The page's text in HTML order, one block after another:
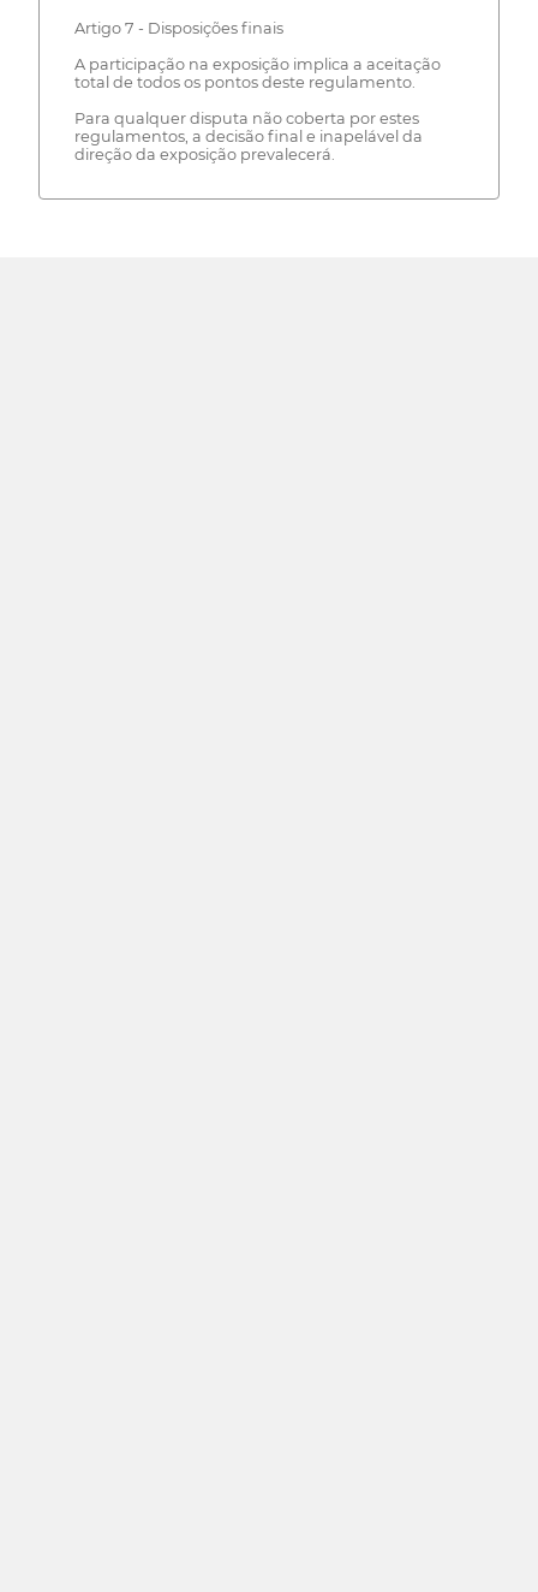
Artigo 7 - Disposições finais
A participação na exposição implica a aceitação
total de todos os pontos deste regulamento.
Para qualquer disputa não coberta por estes
regulamentos, a decisão final e inapelável da
direção da exposição prevalecerá.